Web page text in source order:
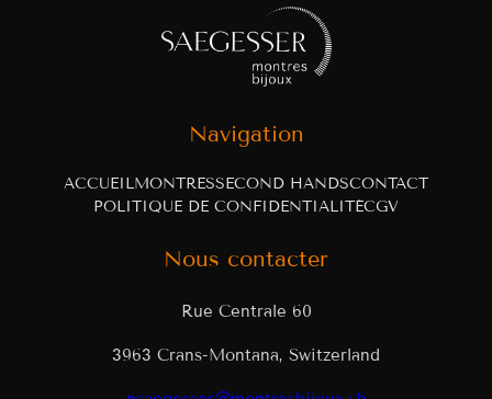
Navigation
ACCUEILMONTRESSECOND HANDSCONTACT
POLITIQUE DE CONFIDENTIALITÉCGV
Nous contacter
Rue Centrale 60
3963 Crans-Montana, Switzerland